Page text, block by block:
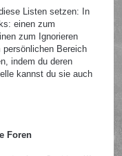
Listen setzen: In
einen zum
zum Ignorieren
Bereich
indem du deren
kannst du sie auch
Foren